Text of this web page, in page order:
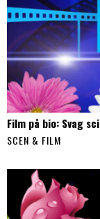
Film på bio: Svag
SCEN & FILM